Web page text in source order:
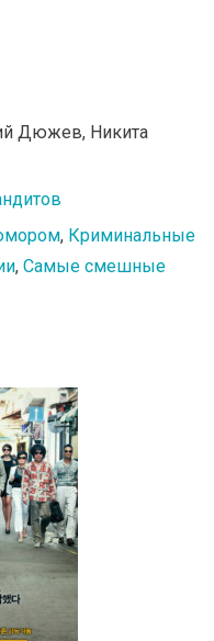
Дюжев, Никита
, Криминальные
, Самые смешные